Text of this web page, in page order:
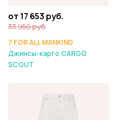
от 17 653 руб.
33 950 руб.
7 FOR ALL MANKIND
Джинсы-карго CARGO
SCOUT